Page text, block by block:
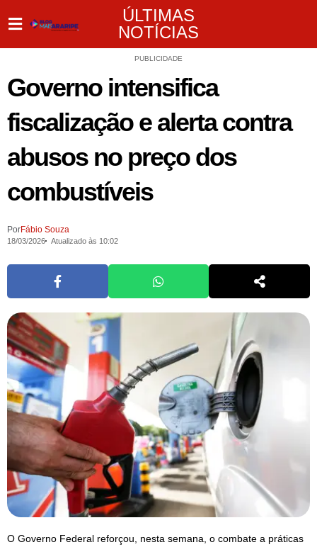
ÚLTIMAS
NOTÍCIAS
PUBLICIDADE
Governo intensifica
fiscalização e alerta contra
abusos no preço dos
combustíveis
PorFábio Souza
18/03/2026 Atualizado às 10:02
O Governo Federal reforçou, nesta semana, o combate a práticas